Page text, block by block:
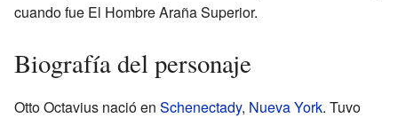
cuando fue El Hombre Araña Superior.
Biografía del personaje
Otto Octavius nació en Schenectady, Nueva York. Tuvo